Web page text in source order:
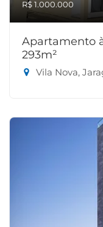
R$ 1.000.000
Apartamento
293m²
Vila Nova,